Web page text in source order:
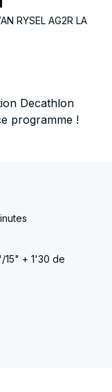
RYSEL AG2R LA
Decathlon
programme !
15" + 1'30 de